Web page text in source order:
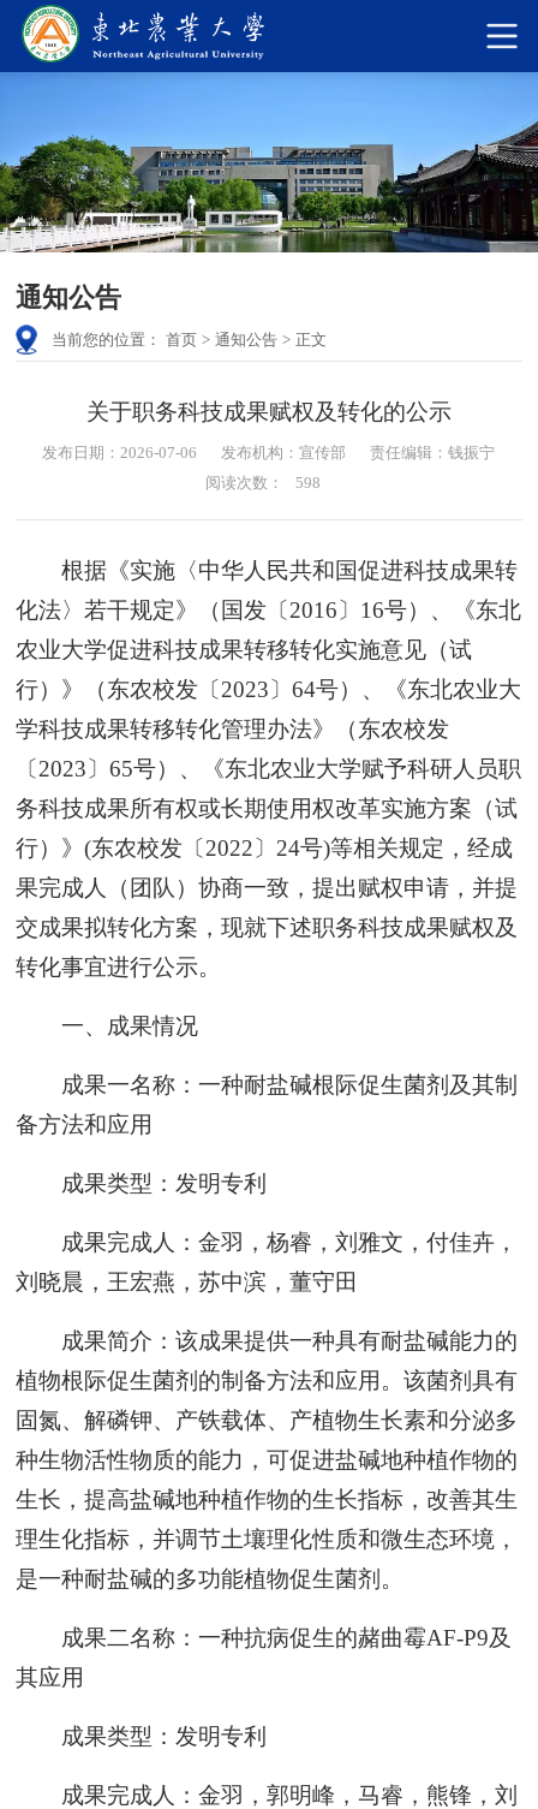
通知公告
当前您的位置： 首页 > 通知公告 > 正文
关于职务科技成果赋权及转化的公示
发布日期：2026-07-06 发布机构：宣传部
责任编辑：钱振宁
阅读次数：
598
根据《实施〈中华人民共和国促进科技成果转
化法〉若干规定》（国发〔2016〕16号）、《东北
农业大学促进科技成果转移转化实施意见（试
行）》（东农校发〔2023〕64号）、《东北农业大
学科技成果转移转化管理办法》（东农校发
〔2023〕65号）、《东北农业大学赋予科研人员职
务科技成果所有权或长期使用权改革实施方案（试
行）》(东农校发〔2022〕24号)等相关规定，经成
果完成人（团队）协商一致，提出赋权申请，并提
交成果拟转化方案，现就下述职务科技成果赋权及
转化事宜进行公示。
一、成果情况
成果一名称：一种耐盐碱根际促生菌剂及其制
备方法和应用
成果类型：发明专利
成果完成人：金羽，杨睿，刘雅文，付佳卉，
刘晓晨，王宏燕，苏中滨，董守田
成果简介：该成果提供一种具有耐盐碱能力的
植物根际促生菌剂的制备方法和应用。该菌剂具有
固氮、解磷钾、产铁载体、产植物生长素和分泌多
种生物活性物质的能力，可促进盐碱地种植作物的
生长，提高盐碱地种植作物的生长指标，改善其生
理生化指标，并调节土壤理化性质和微生态环境，
是一种耐盐碱的多功能植物促生菌剂。
成果二名称：一种抗病促生的赭曲霉AF-P9及
其应用
成果类型：发明专利
成果完成人：金羽，郭明峰，马睿，熊锋，刘